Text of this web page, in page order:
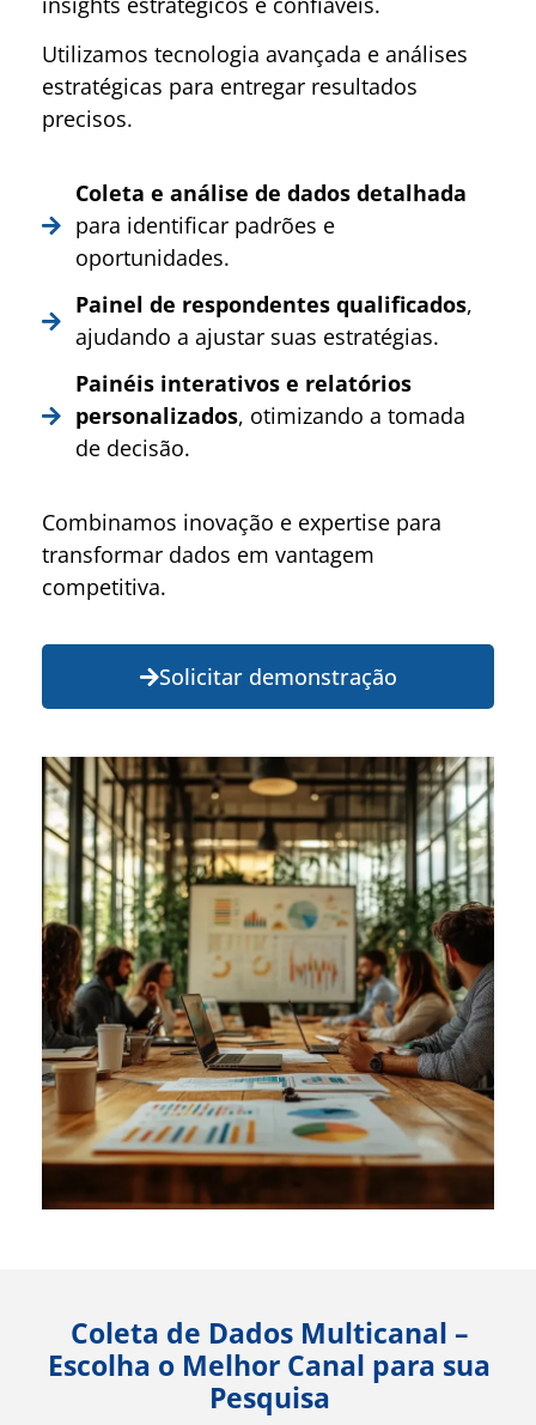
Utilizamos tecnologia avançada e análises
estratégicas para entregar resultados
precisos.
Coleta e análise de dados detalhada
para identificar padrões e
oportunidades.
Painel de respondentes qualificados,
ajudando a ajustar suas estratégias.
Painéis interativos e relatórios
personalizados, otimizando a tomada
de decisão.
Combinamos inovação e expertise para
transformar dados em vantagem
competitiva.
Solicitar demonstração
Coleta de Dados Multicanal –
Escolha o Melhor Canal para sua
Pesquisa